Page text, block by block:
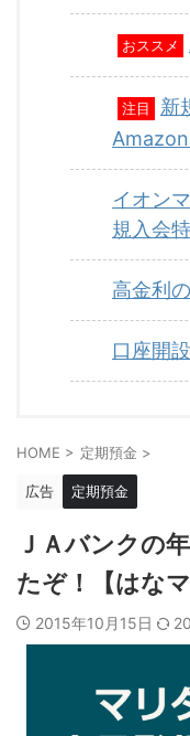
おススメ
注目
新
イオン
規入会
高金利
口座開
HOME > 定期預金 >
広告 定期預金
ＪＡバンクの
たぞ！【はな
2015年10月15日